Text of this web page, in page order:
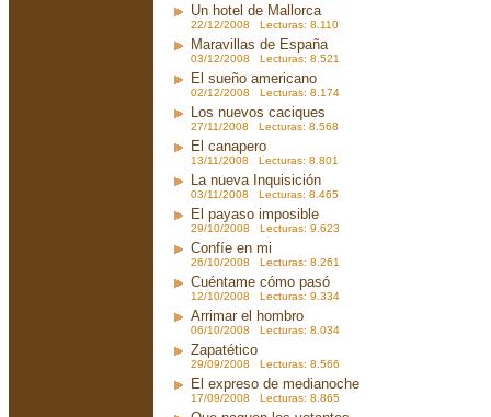
Un hotel de Mallorca
22/12/2008 Lecturas: 8.110
Maravillas de España
03/12/2008 Lecturas: 8.521
El sueño americano
02/12/2008 Lecturas: 8.174
Los nuevos caciques
27/11/2008 Lecturas: 8.568
El canapero
13/11/2008 Lecturas: 8.801
La nueva Inquisición
03/11/2008 Lecturas: 8.465
El payaso imposible
29/10/2008 Lecturas: 9.623
Confíe en mi
26/10/2008 Lecturas: 8.261
Cuéntame cómo pasó
12/10/2008 Lecturas: 9.334
Arrimar el hombro
06/10/2008 Lecturas: 8.034
Zapatético
29/09/2008 Lecturas: 8.566
El expreso de medianoche
17/09/2008 Lecturas: 8.865